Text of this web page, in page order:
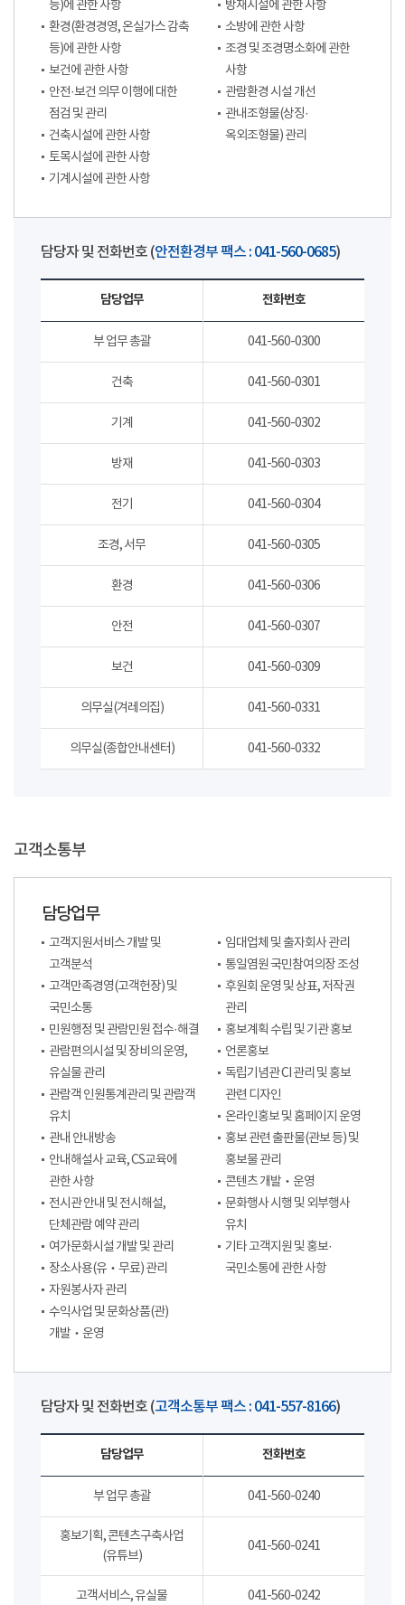
등)에 관한 사항
환경(환경경영, 온실가스 감축
등)에 관한 사항
보건에 관한 사항
안전·보건 의무 이행에 대한
점검 및 관리
건축시설에 관한 사항
토목시설에 관한 사항
기계시설에 관한 사항
방재시설에 관한 사항
소방에 관한 사항
조경 및 조경명소화에 관한
사항
관람환경 시설 개선
관내조형물(상징·
옥외조형물) 관리
담당자 및 전화번호 (안전환경부 팩스 : 041-560-0685)
담당업무 전화번호
부 업무 총괄 041-560-0300
건축 041-560-0301
기계 041-560-0302
방재 041-560-0303
전기 041-560-0304
조경, 서무 041-560-0305
환경 041-560-0306
안전 041-560-0307
보건 041-560-0309
의무실(겨레의집) 041-560-0331
의무실(종합안내센터) 041-560-0332
고객소통부
담당업무
고객지원서비스 개발 및
고객분석
고객만족경영(고객헌장) 및
국민소통
민원행정 및 관람민원 접수·해결
관람편의시설 및 장비의 운영,
유실물 관리
관람객 인원통계관리 및 관람객
유치
관내 안내방송
안내해설사 교육, CS교육에
관한 사항
전시관 안내 및 전시해설,
단체관람 예약 관리
여가문화시설 개발 및 관리
장소사용(유‧무료) 관리
자원봉사자 관리
수익사업 및 문화상품(관)
개발‧운영
임대업체 및 출자회사 관리
통일염원 국민참여의장 조성
후원회 운영 및 상표, 저작권
관리
홍보계획 수립 및 기관 홍보
언론홍보
독립기념관 CI 관리 및 홍보
관련 디자인
온라인홍보 및 홈페이지 운영
홍보 관련 출판물(관보 등) 및
홍보물 관리
콘텐츠 개발‧운영
문화행사 시행 및 외부행사
유치
기타 고객지원 및 홍보·
국민소통에 관한 사항
담당자 및 전화번호 (고객소통부 팩스 : 041-557-8166)
담당업무 전화번호
부 업무 총괄 041-560-0240
홍보기획, 콘텐츠구축사업
(유튜브)
041-560-0241
고객서비스, 유실물 041-560-0242